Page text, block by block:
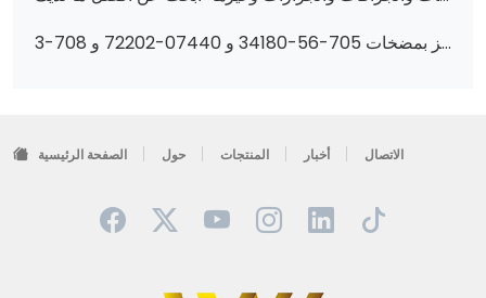
عزّز أداء أجهزتك بمضخات هيدروليكية ممتازة-تتميز بمضخات 705-56-34180 و 07440-72202 و 708-3S-04541 وغيرها!
الصفحة الرئيسية حول المنتجات أخبار الاتصال